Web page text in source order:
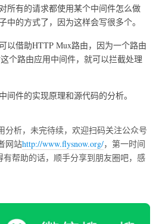
所有的请求都使用某个中间件怎么做
中的方式了，因为这样会写很多个。
以借助HTTP Mux路由，因为一个路由
个路由应用中间件，就可以拦截处理
间件的实现原理和源代码的分析。
分析，未完待续，欢迎扫码关注公众号
网站http://www.flysnow.org/，第一时间
有帮助的话，顺手分享到朋友圈吧，感